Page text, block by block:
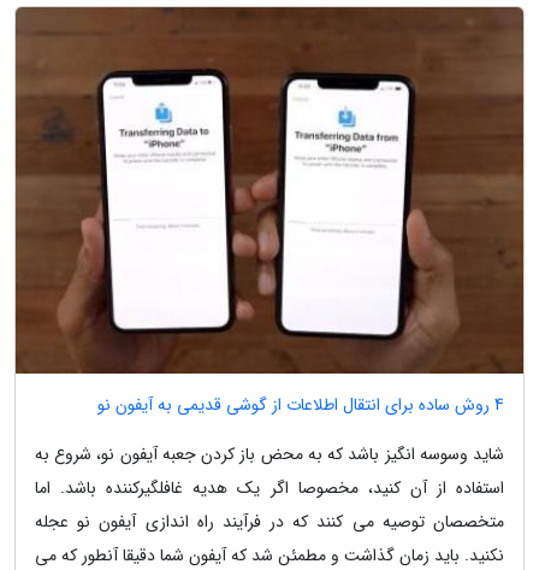
4 روش ساده برای انتقال اطلاعات از گوشی قدیمی به آیفون نو
شاید وسوسه انگیز باشد که به محض باز کردن جعبه آیفون نو، شروع به
استفاده از آن کنید، مخصوصا اگر یک هدیه غافلگیرکننده باشد. اما
متخصصان توصیه می کنند که در فرآیند راه اندازی آیفون نو عجله
نکنید. باید زمان گذاشت و مطمئن شد که آیفون شما دقیقا آنطور که می